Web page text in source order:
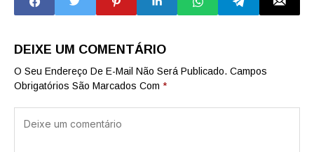
celebrar
centenário
com câncer
DEIXE UM COMENTÁRIO
O Seu Endereço De E-Mail Não Será Publicado. Campos
Obrigatórios São Marcados Com *